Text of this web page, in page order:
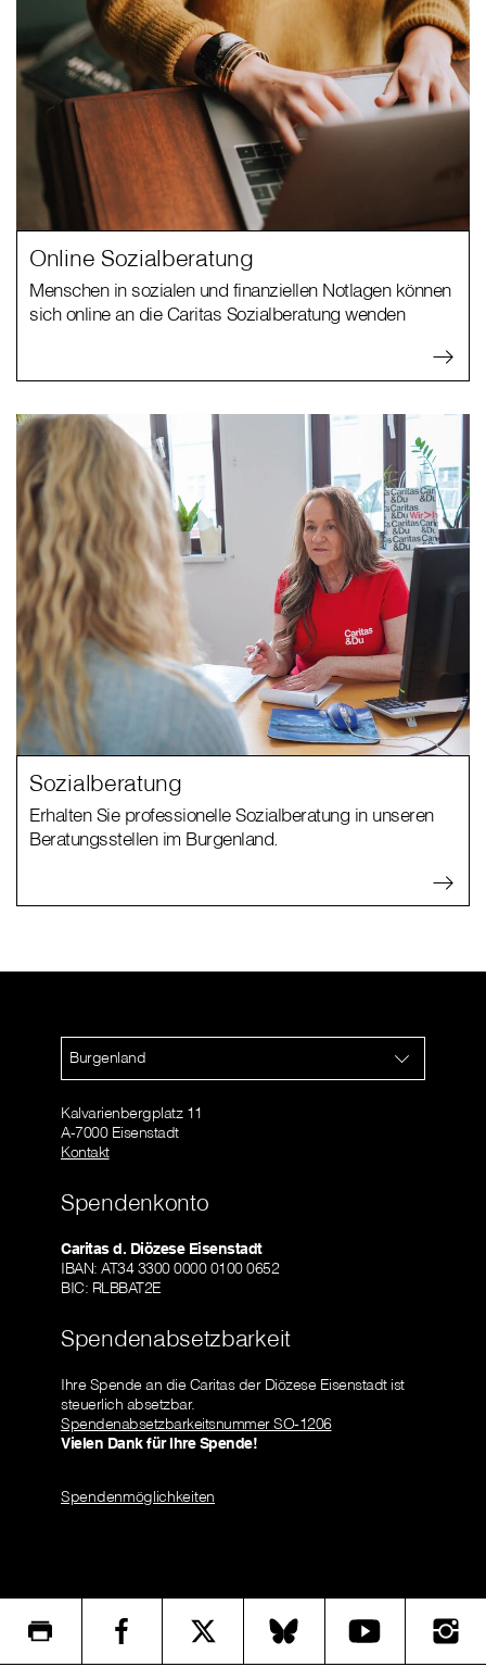
Online Sozialberatung
Menschen in sozialen und finanziellen Notlagen können
sich online an die Caritas Sozialberatung wenden
Sozialberatung
Erhalten Sie professionelle Sozialberatung in unseren
Beratungsstellen im Burgenland.
Burgenland
Kalvarienbergplatz 11
A-7000 Eisenstadt
Kontakt
Spendenkonto
Caritas d. Diözese Eisenstadt
IBAN: AT34 3300 0000 0100 0652
BIC: RLBBAT2E
Spendenabsetzbarkeit
Ihre Spende an die Caritas der Diözese Eisenstadt ist
steuerlich absetzbar.
Spendenabsetzbarkeitsnummer SO-1206
Vielen Dank für Ihre Spende!
Spendenmöglichkeiten